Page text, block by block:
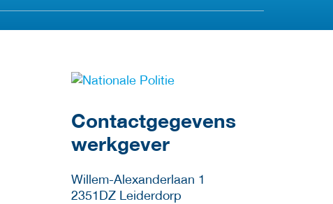
Meer werkgever
Contactgegevens
werkgever
Willem-Alexanderlaan 1
2351DZ Leiderdorp